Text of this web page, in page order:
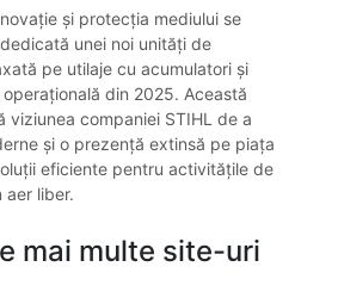
și protecția mediului se
unei noi unități de
pe utilaje cu acumulatori și
din 2025. Această
companiei STIHL de a
și o prezență extinsă pe piața
eficiente pentru activitățile de
aer liber.
mai multe site-uri